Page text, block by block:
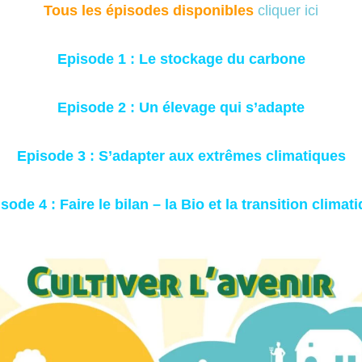
Tous les épisodes disponibles cliquer ici
Episode 1 : Le stockage du carbone
Episode 2 : Un élevage qui s’adapte
Episode 3 : S’adapter aux extrêmes climatiques
4 : Faire le bilan – la Bio et la transition